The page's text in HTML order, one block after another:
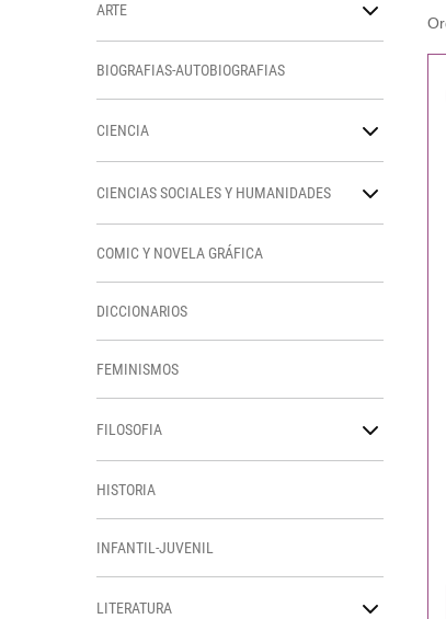
ARTE
BIOGRAFIAS-AUTOBIOGRAFIAS
CIENCIA
CIENCIAS SOCIALES Y HUMANIDADES
COMIC Y NOVELA GRÁFICA
DICCIONARIOS
FEMINISMOS
FILOSOFIA
HISTORIA
INFANTIL-JUVENIL
LITERATURA